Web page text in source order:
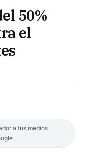
50%
el
a tus medios